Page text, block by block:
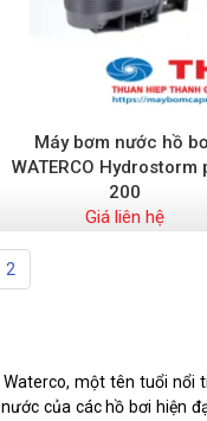
Máy bơm nước hồ
WATERCO Hydrostorm
200
Giá liên hệ
2
một tên tuổi nổi
của các hồ bơi hiện